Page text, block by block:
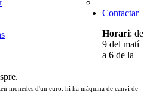
Contactar
Horari: de
9 del matí
a 6 de la
monedes d'un euro. hi ha màquina de canvi de